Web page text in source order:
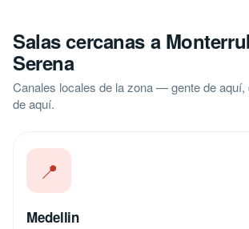
Salas cercanas a
Serena
Canales locales de la zona — gente de
de aquí.
📍
Medellin